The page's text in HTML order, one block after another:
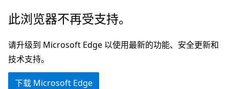
跳
主
要
内
此浏览器不再受支持。
请升级到 Microsoft Edge 以使用最新的功能、安全更新和
技术支持。
下载 Microsoft Edge